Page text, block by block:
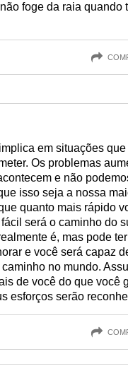
foge da raia quando
em situações
Os problemas
e não
isso seja a nossa
quanto mais rápido
será o caminho do
é, mas pode
e você será capaz
no mundo.
de você do que você
esforços serão